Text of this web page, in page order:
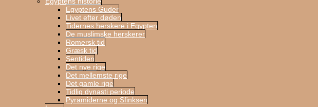
Egyptens Guder
Livet efter døden
Tidernes herskere i Egypten
De muslimske herskerer
Romersk tid
Græsk tid
Sentiden
Det nye rige
Det mellemste rige
Det gamle rige
Tidlig dynasti periode
Pyramiderne og Sfinksen